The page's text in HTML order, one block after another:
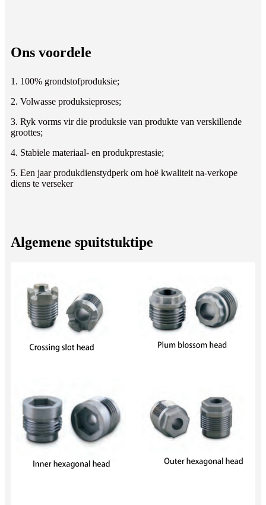
Ons voordele
1. 100% grondstofproduksie;
2. Volwasse produksieproses;
3. Ryk vorms vir die produksie van produkte van verskillende
groottes;
4. Stabiele materiaal- en produkprestasie;
5. Een jaar produkdienstydperk om hoë kwaliteit na-verkope
diens te verseker
Algemene spuitstuktipe